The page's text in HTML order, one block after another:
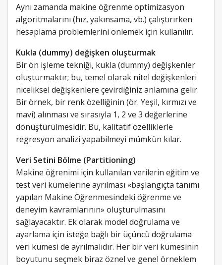
Aynı zamanda makine öğrenme optimizasyon
algoritmalarını (hız, yakınsama, vb.) çalıştırırken
hesaplama problemlerini önlemek için kullanılır.
Kukla (dummy) değişken oluşturmak
Bir ön işleme tekniği, kukla (dummy) değişkenler
oluşturmaktır; bu, temel olarak nitel değişkenleri
niceliksel değişkenlere çevirdiğiniz anlamına gelir.
Bir örnek, bir renk özelliğinin (ör. Yeşil, kırmızı ve
mavi) alınması ve sırasıyla 1, 2 ve 3 değerlerine
dönüştürülmesidir. Bu, kalitatif özelliklerle
regresyon analizi yapabilmeyi mümkün kılar.
Veri Setini Bölme (Partitioning)
Makine öğrenimi için kullanılan verilerin eğitim ve
test veri kümelerine ayrılması «başlangıçta tanımı
yapılan Makine Öğrenmesindeki öğrenme ve
deneyim kavramlarının» oluşturulmasını
sağlayacaktır. Ek olarak model doğrulama ve
ayarlama için isteğe bağlı bir üçüncü doğrulama
veri kümesi de ayrılmalıdır. Her bir veri kümesinin
boyutunu seçmek biraz öznel ve genel örneklem